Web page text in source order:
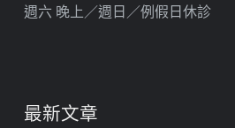
週六 晚上／週日／例假日休診
最新文章